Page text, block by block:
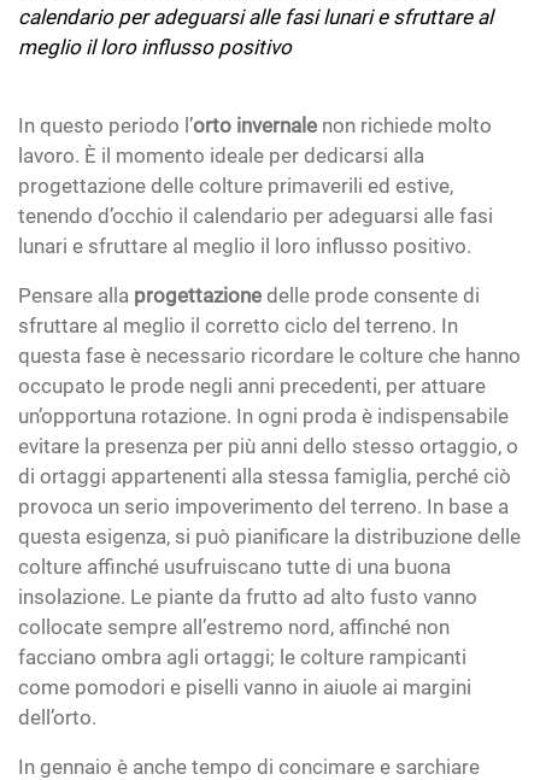
calendario per adeguarsi alle fasi lunari e sfruttare al
meglio il loro influsso positivo
In questo periodo l’orto invernale non richiede molto
lavoro. È il momento ideale per dedicarsi alla
progettazione delle colture primaverili ed estive,
tenendo d’occhio il calendario per adeguarsi alle fasi
lunari e sfruttare al meglio il loro influsso positivo.
Pensare alla progettazione delle prode consente di
sfruttare al meglio il corretto ciclo del terreno. In
questa fase è necessario ricordare le colture che hanno
occupato le prode negli anni precedenti, per attuare
un’opportuna rotazione. In ogni proda è indispensabile
evitare la presenza per più anni dello stesso ortaggio, o
di ortaggi appartenenti alla stessa famiglia, perché ciò
provoca un serio impoverimento del terreno. In base a
questa esigenza, si può pianificare la distribuzione delle
colture affinché usufruiscano tutte di una buona
insolazione. Le piante da frutto ad alto fusto vanno
collocate sempre all’estremo nord, affinché non
facciano ombra agli ortaggi; le colture rampicanti
come pomodori e piselli vanno in aiuole ai margini
dell’orto.
In gennaio è anche tempo di concimare e sarchiare